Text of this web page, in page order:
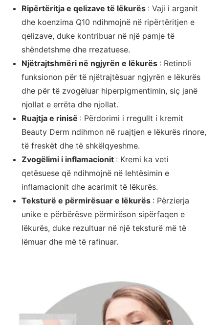
Ripërtëritja e qelizave të lëkurës : Vaji i arganit
dhe koenzima Q10 ndihmojnë në ripërtëritjen e
qelizave, duke kontribuar në një pamje të
shëndetshme dhe rrezatuese.
Njëtrajtshmëri në ngjyrën e lëkurës : Retinoli
funksionon për të njëtrajtësuar ngjyrën e lëkurës
dhe për të zvogëluar hiperpigmentimin, siç janë
njollat e errëta dhe njollat.
Ruajtja e rinisë : Përdorimi i rregullt i kremit
Beauty Derm ndihmon në ruajtjen e lëkurës rinore,
të freskët dhe të shkëlqyeshme.
Zvogëlimi i inflamacionit : Kremi ka veti
qetësuese që ndihmojnë në lehtësimin e
inflamacionit dhe acarimit të lëkurës.
Teksturë e përmirësuar e lëkurës : Përzierja
unike e përbërësve përmirëson sipërfaqen e
lëkurës, duke rezultuar në një teksturë më të
lëmuar dhe më të rafinuar.